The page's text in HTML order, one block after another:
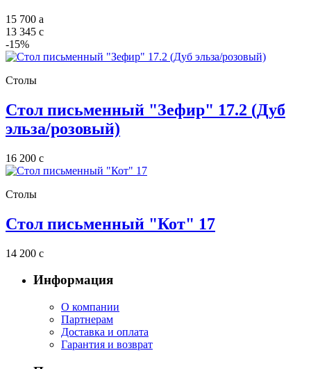
15 700 a
13 345 c
-15%
Столы
Стол письменный "Зефир" 17.2 (Дуб
эльза/розовый)
16 200 c
Столы
Стол письменный "Кот" 17
14 200 c
Информация
О компании
Партнерам
Доставка и оплата
Гарантия и возврат